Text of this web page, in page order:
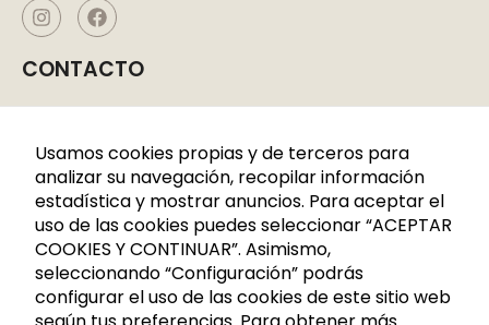
CONTACTO
C/CERDANYA 33-35
08140 Barcelona
+34 936 883 107
621 288 809
info@rutadelacera.es
Usamos cookies propias y de terceros para
analizar su navegación, recopilar información
estadística y mostrar anuncios. Para aceptar el
uso de las cookies puedes seleccionar “ACEPTAR
COOKIES Y CONTINUAR”. Asimismo,
seleccionando “Configuración” podrás
configurar el uso de las cookies de este sitio web